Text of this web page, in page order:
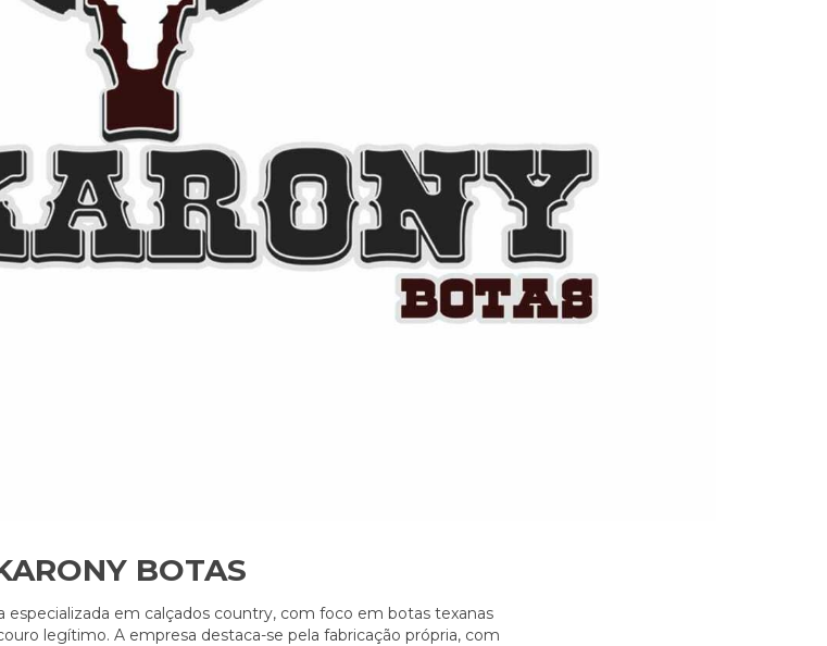
BOTAS
especializada em calçados country, com foco em botas texanas
legítimo. A empresa destaca-se pela fabricação própria, com